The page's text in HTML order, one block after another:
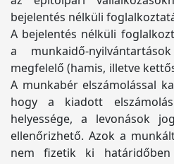
bejelentés nélküli
A bejelentés nélküli
a munkaidő-
megfelelő (hamis, illetve
A munkabér elszámolással
hogy a kiadott
helyessége, a levonások
ellenőrizhető. Azok a
nem fizetik ki határidőben